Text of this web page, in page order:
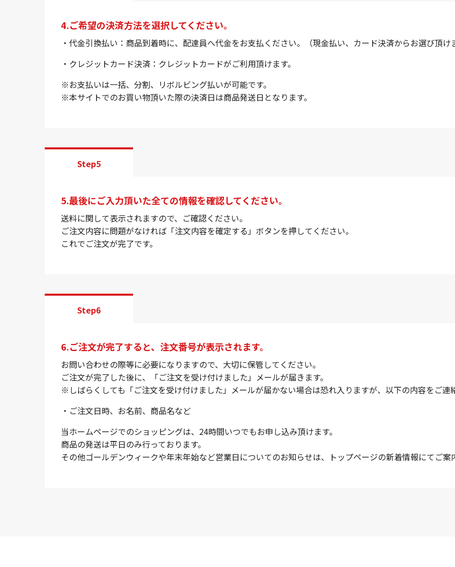
4.ご希望の決済方法を選択してください。
・代金引換払い：商品到着時に、配達員へ代金をお支払ください。（現金払い、カード決済からお選び頂け
・クレジットカード決済：クレジットカードがご利用頂けます。
※お支払いは一括、分割、リボルビング払いが可能です。
※本サイトでのお買い物頂いた際の決済日は商品発送日となります。
Step5
5.最後にご入力頂いた全ての情報を確認してください。
送料に関して表示されますので、ご確認ください。
ご注文内容に問題がなければ「注文内容を確定する」ボタンを押してください。
これでご注文が完了です。
Step6
6.ご注文が完了すると、注文番号が表示されます。
お問い合わせの際等に必要になりますので、⼤切に保管してください。
ご注文が完了した後に、「ご注文を受け付けました」メールが届きます。
※しばらくしても「ご注文を受け付けました」メールが届かない場合は恐れ入りますが、以下の内容をご連
・ご注文日時、お名前、商品名など
当ホームページでのショッピングは、24時間いつでもお申し込み頂けます。
商品の発送は平日のみ行っております。
その他ゴールデンウィークや年末年始など営業日についてのお知らせは、トップページの新着情報にてご案